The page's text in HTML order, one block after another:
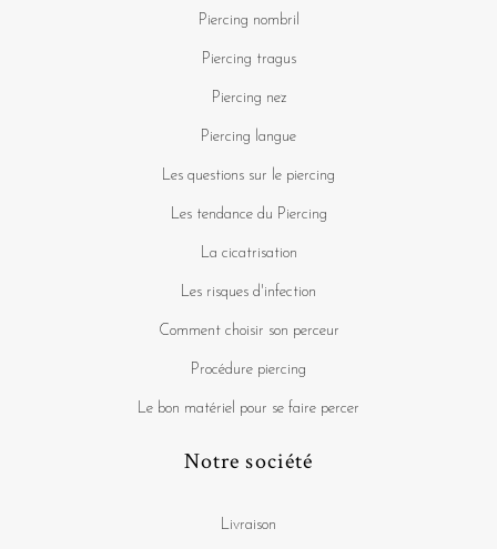
Piercing nombril
Piercing tragus
Piercing nez
Piercing langue
Les questions sur le piercing
Les tendance du Piercing
La cicatrisation
Les risques d'infection
Comment choisir son perceur
Procédure piercing
Le bon matériel pour se faire percer
Notre société
Livraison